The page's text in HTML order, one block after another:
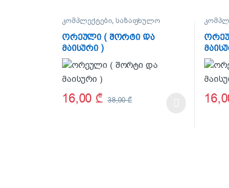
კომპლექტები,საზაფხულო
კოლექცია,
ფასდაკლებები
ორეული ( შორტი და
მაისური )
16,00 ₾ 38,00₾
This product has multiple variants. TheThis